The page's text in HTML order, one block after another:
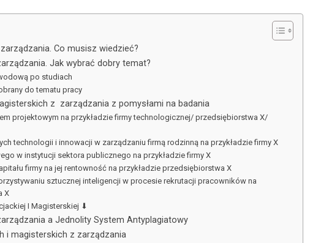
Co musisz wiedzieć?
Jak wybrać dobry temat?
po studiach
do tematu pracy
z zarządzania z pomysłami na badania
projektowym na przykładzie firmy technologicznej/ przedsiębiorstwa X/
technologii i innowacji w zarządzaniu firmą rodzinną na przykładzie firmy X
w instytucji sektora publicznego na przykładzie firmy X
firmy na jej rentowność na przykładzie przedsiębiorstwa X
sztucznej inteligencji w procesie rekrutacji pracowników na
X
I Magisterskiej ⬇
a Jednolity System Antyplagiatowy
i magisterskich z zarządzania